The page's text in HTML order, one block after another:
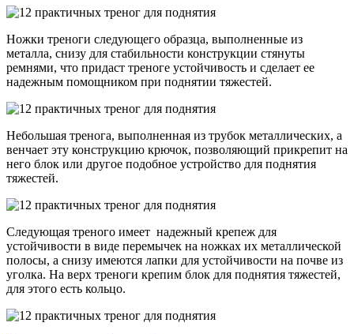
Ножки треноги следующего образца, выполненные из
металла, снизу для стабильности конструкции стянуты
ремнями, что придаст треноге устойчивость и сделает ее
надежным помощником при поднятии тяжестей.
Небольшая тренога, выполненная из трубок металлических, а
венчает эту конструкцию крючок, позволяющий прикрепит на
него блок или другое подобное устройство для поднятия
тяжестей.
Следующая треного имеет надежный крепеж для
устойчивости в виде перемычек на ножках их металлической
полосы, а снизу имеются лапки для устойчивости на почве из
уголка. На верх треноги крепим блок для поднятия тяжестей,
для этого есть кольцо.